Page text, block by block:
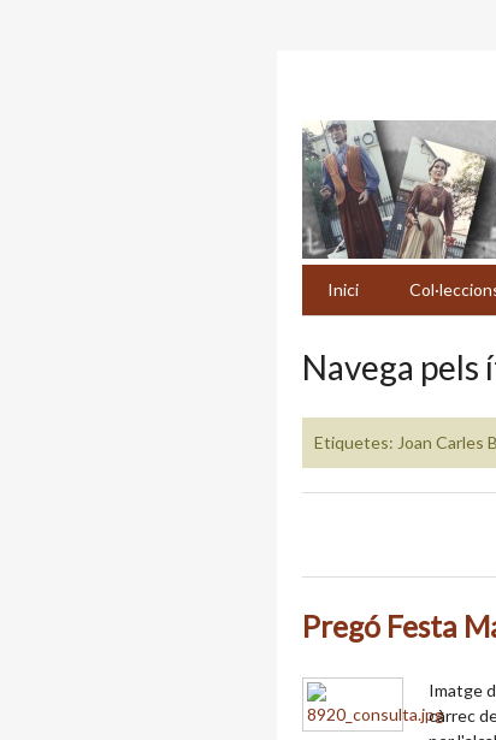
Inici
Navega pels
Etiquetes: Joan Carles
Pregó Festa
Imatge
càrrec